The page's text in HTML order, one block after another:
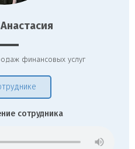
финансовых услуг
сотрудника